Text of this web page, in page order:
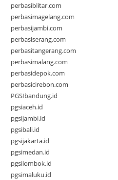
perbasiblitar.com
perbasimagelang.com
perbasijambi.com
perbasiserang.com
perbasitangerang.com
perbasimalang.com
perbasidepok.com
perbasicirebon.com
PGSIbandung.id
pgsiaceh.id
pgsijambi.id
pgsibali.id
pgsijakarta.id
pgsimedan.id
pgsilombok.id
pgsimaluku.id